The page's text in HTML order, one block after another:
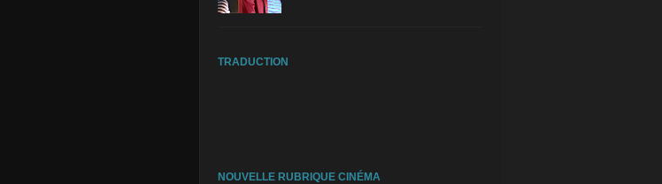
TRADUCTION
NOUVELLE RUBRIQUE CINÉMA